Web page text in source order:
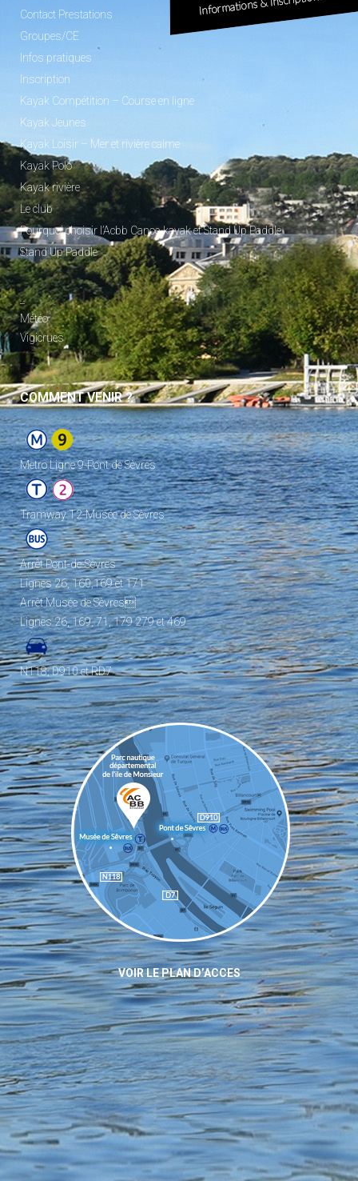
Contact Prestations
Groupes/CE
Infos pratiques
Inscription
Kayak Compétition – Course en ligne
Kayak Jeunes
Kayak Loisir – Mer et rivière calme
Kayak Polo
Kayak rivière
Le club
Pourquoi choisir l’Acbb Canoe-kayak et Stand Up Paddle
Stand Up Paddle
_
Météo
Vigicrues
COMMENT VENIR ?
Metro Ligne 9-Pont de Sèvres
Tramway T2-Musée de Sèvres
Arrêt Pont-de-Sèvres
Lignes 26, 160,169 et 171
Arrêt Musée de Sèvres
Lignes 26, 169, 71, 179 279 et 469
N118, D910 et RD7
VOIR LE PLAN D’ACCES